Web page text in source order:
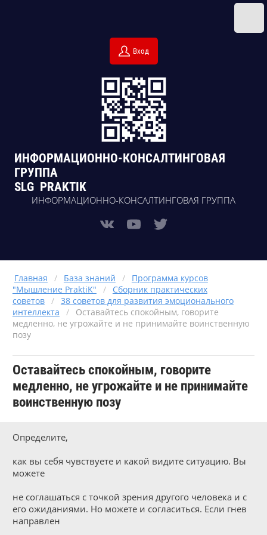
Вход
ИНФОРМАЦИОННО-КОНСАЛТИНГОВАЯ ГРУППА
ИНФОРМАЦИОННО-КОНСАЛТИНГОВАЯ
ГРУППА
SLG PRAKTIK
Главная / База знаний /
Программа курсов
"Мышление PraktiK"
/
Сборник практических
советов / 38 советов для развития эмоционального
интеллекта
/
Оставайтесь спокойным, говорите
медленно, не угрожайте и не принимайте воинственную
позу
Оставайтесь спокойным, говорите
медленно, не угрожайте и не принимайте
воинственную позу
Определите,
как вы себя чувствуете и какой видите ситуацию. Вы
можете
не соглашаться с точкой зрения другого человека и с
его ожиданиями. Но можете и согласиться. Если гнев
направлен